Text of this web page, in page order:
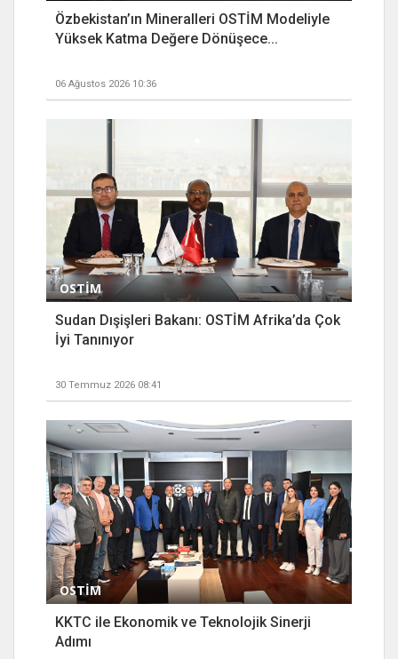
Özbekistan’ın Mineralleri OSTİM Modeliyle
Yüksek Katma Değere Dönüşece...
06 Ağustos 2026 10:36
OSTİM
Sudan Dışişleri Bakanı: OSTİM Afrika’da Çok
İyi Tanınıyor
30 Temmuz 2026 08:41
OSTİM
KKTC ile Ekonomik ve Teknolojik Sinerji
Adımı